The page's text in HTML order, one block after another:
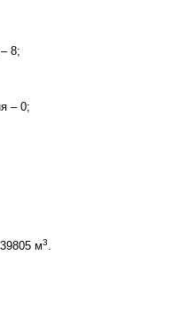
8;
– 0;
м3.